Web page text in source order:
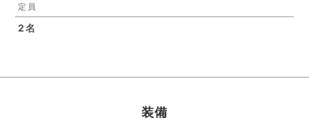
定員
2名
装備